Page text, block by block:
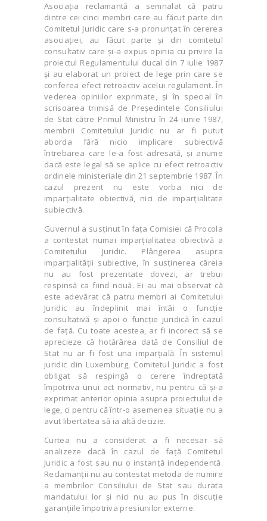
Asociația reclamantă a semnalat că patru
dintre cei cinci membri care au făcut parte din
Comitetul Juridic care s-a pronunțat în cererea
asociației, au făcut parte și din comitetul
consultativ care și-a expus opinia cu privire la
proiectul Regulamentului ducal din 7 iulie 1987
și au elaborat un proiect de lege prin care se
conferea efect retroactiv acelui regulament. În
vederea opiniilor exprimate, și în special în
scrisoarea trimisă de Președintele Consiliului
de Stat către Primul Ministru în 24 iunie 1987,
membrii Comitetului Juridic nu ar fi putut
aborda fără nicio implicare subiectivă
întrebarea care le-a fost adresată, și anume
dacă este legal să se aplice cu efect retroactiv
ordinele ministeriale din 21 septembrie 1987. În
cazul prezent nu este vorba nici de
imparțialitate obiectivă, nici de imparțialitate
subiectivă.
Guvernul a susținut în fața Comisiei că Procola
a contestat numai imparțialitatea obiectivă a
Comitetului Juridic. Plângerea asupra
imparțialității subiective, în susținerea căreia
nu au fost prezentate dovezi, ar trebui
respinsă ca fiind nouă. Ei au mai observat că
este adevărat că patru membri ai Comitetului
Juridic au îndeplinit mai întâi o funcție
consultativă și apoi o funcție juridică în cazul
de față. Cu toate acestea, ar fi incorect să se
aprecieze că hotărârea dată de Consiliul de
Stat nu ar fi fost una imparțială. În sistemul
juridic din Luxemburg, Comitetul Juridic a fost
obligat să respingă o cerere îndreptată
împotriva unui act normativ, nu pentru că și-a
exprimat anterior opinia asupra proiectului de
lege, ci pentru că într-o asemenea situație nu a
avut libertatea să ia altă decizie.
Curtea nu a considerat a fi necesar să
analizeze dacă în cazul de față Comitetul
Juridic a fost sau nu o instanță independentă.
Reclamanții nu au contestat metoda de numire
a membrilor Consiliului de Stat sau durata
mandatului lor și nici nu au pus în discuție
garanțiile împotriva presiunilor externe.